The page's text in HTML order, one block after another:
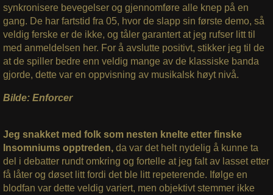
synkronisere bevegelser og gjennomføre alle knep på en
gang. De har fartstid fra 05, hvor de slapp sin første demo, så
veldig ferske er de ikke, og tåler garantert at jeg rufser litt til
med anmeldelsen her. For å avslutte positivt, stikker jeg til de
at de spiller bedre enn veldig mange av de klassiske banda
gjorde, dette var en oppvisning av musikalsk høyt nivå.
Bilde: Enforcer
Jeg snakket med folk som nesten knelte etter finske
Insomniums opptreden, da var det helt nydelig å kunne ta
del i debatter rundt omkring og fortelle at jeg falt av lasset etter
få låter og døset litt fordi det ble litt repeterende. Ifølge en
blodfan var dette veldig variert, men objektivt stemmer ikke